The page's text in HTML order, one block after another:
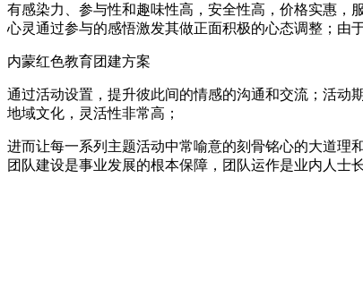
有感染力、参与性和趣味性高，安全性高，价格实惠，
心灵通过参与的感悟激发其做正面积极的心态调整；由
内蒙红色教育团建方案
通过活动设置，提升彼此间的情感的沟通和交流；活动
地域文化，灵活性非常高；
进而让每一系列主题活动中常喻意的刻骨铭心的大道理
团队建设是事业发展的根本保障，团队运作是业内人士